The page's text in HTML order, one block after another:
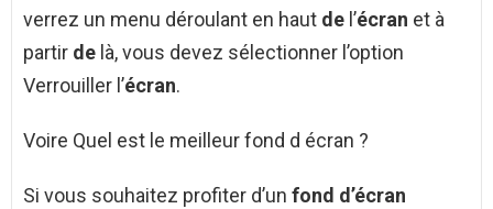
verrez un menu déroulant en haut de l’écran et à
partir de là, vous devez sélectionner l’option
Verrouiller l’écran.
Voire Quel est le meilleur fond d écran ?
Si vous souhaitez profiter d’un fond d’écran